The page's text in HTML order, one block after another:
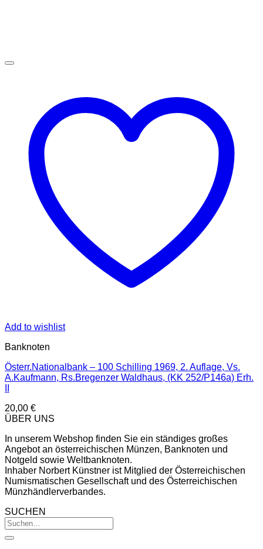
Add to wishlist
Banknoten
Österr.Nationalbank – 100 Schilling 1969, 2. Auflage, Vs.
A.Kaufmann, Rs.Bregenzer Waldhaus, (KK 252/P146a) Erh.
20,00 €
ÜBER UNS
In unserem Webshop finden Sie ein ständiges großes
Angebot an österreichischen Münzen, Banknoten und
Notgeld sowie Weltbanknoten.
Inhaber Norbert Künstner ist Mitglied der Österreichischen
Numismatischen Gesellschaft und des Österreichischen
Münzhändlerverbandes.
SUCHEN